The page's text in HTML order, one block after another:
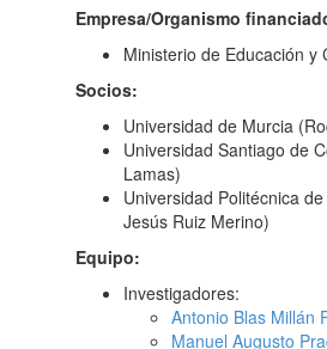
Empresa/Organismo
Ministerio de Educación y
Socios:
Universidad de Murcia
Universidad Santiago de
Lamas)
Universidad Politécnica
Jesús Ruiz Merino)
Equipo:
Investigadores:
Antonio Blas Millán
Manuel Augusto